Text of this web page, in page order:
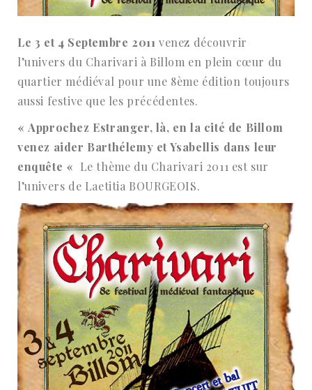
Le 3 et 4 Septembre 2011 venez découvrir
l’univers du Charivari à Billom en plein cœur du
quartier médiéval pour une 8ème édition toujours
aussi festive que les précédentes.
« Approchez Estranger, là, en la cité de Billom
venez aider Barthélemy et Ysabellis dans leur
enquête « Le thème du Charivari 2011 est sur
l’univers de Laetitia BOURGEOIS.